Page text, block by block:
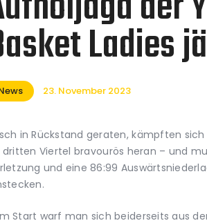
Ladies
23. November 2023
in Rückstand geraten, kämpften sich
Viertel bravourös heran – und
und eine 86:99
Start warf man sich beiderseits aus